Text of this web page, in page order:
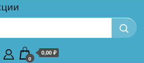
0
0,00 ₽